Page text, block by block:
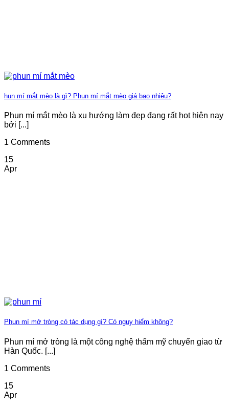
hun mí mắt mèo là gì? Phun mí mắt mèo giá bao nhiêu?
Phun mí mắt mèo là xu hướng làm đẹp đang rất hot hiện nay
bởi [...]
1 Comments
15
Apr
Phun mí mở tròng có tác dụng gì? Có nguy hiểm không?
Phun mí mở tròng là một công nghệ thẩm mỹ chuyển giao từ
Hàn Quốc. [...]
1 Comments
15
Apr